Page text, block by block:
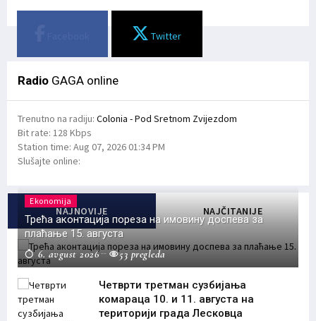
Twitter
Radio GAGA online
Trenutno na radiju: Colonia - Pod Sretnom Zvijezdom
Bit rate: 128 Kbps
Station time: Aug 07, 2026 01:34 PM
Slušajte online:
NAJNOVIJE NAJČITANIJE
Ekonomija
Трећа аконтација пореза на имовину доспева за
плаћање 15. августа
6. avgust 2026
53 pregleda
Четврти третман сузбијања
комараца 10. и 11. августа на
територији града Лесковца